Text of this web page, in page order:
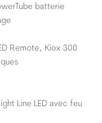
batterie
Remote, Kiox 300
Line LED avec feu